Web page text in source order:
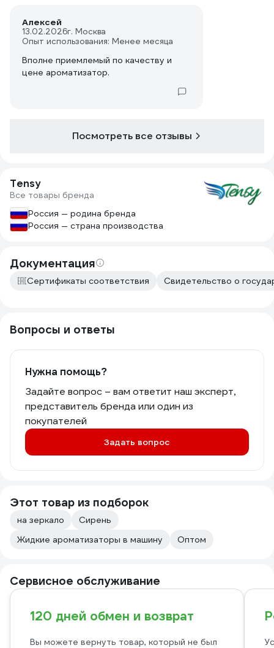
Алексей
13.02.2026г. Москва
Опыт использования: Менее месяца
Вполне приемлемый по качеству и
цене ароматизатор.
Посмотреть все отзывы
Tensy
Все товары бренда
Россия — родина бренда
Россия — страна производства
Документация
Сертификаты соответствия Свидетельство о
Вопросы и ответы
Нужна помощь?
Задайте вопрос – вам ответит наш эксперт,
представитель бренда или один из
покупателей
Задать вопрос
Этот товар из подборок
на зеркало
Сирень
Жидкие ароматизаторы в машину
Оптом
Сервисное обслуживание
120 дней обмен и возврат
Вы можете вернуть товар, который не был